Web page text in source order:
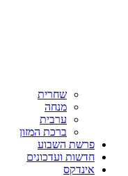
שחרית
מנחה
ערבית
ברכת המזון
פרשת השבוע
חדשות ועדכונים
אינדקס